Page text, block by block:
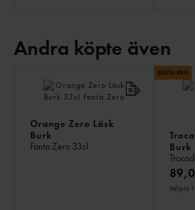
Andra köpte även
Orange Zero Läsk
Burk
Fanta Zero 33cl
Burk
Jmf.pris